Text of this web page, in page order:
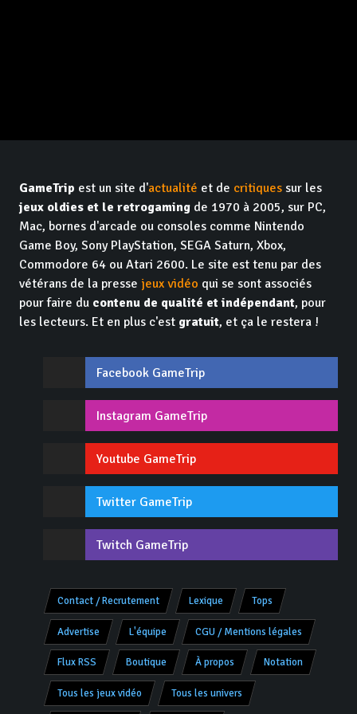
GameTrip est un site d'actualité et de critiques sur les
jeux oldies et le retrogaming de 1970 à 2005, sur PC,
Mac, bornes d'arcade ou consoles comme Nintendo
Game Boy, Sony PlayStation, SEGA Saturn, Xbox,
Commodore 64 ou Atari 2600. Le site est tenu par des
vétérans de la presse jeux vidéo qui se sont associés
pour faire du contenu de qualité et indépendant, pour
les lecteurs. Et en plus c'est gratuit, et ça le restera !
Facebook GameTrip
Instagram GameTrip
Youtube GameTrip
Twitter GameTrip
Twitch GameTrip
Contact / Recrutement Lexique Tops
Advertise L'équipe CGU / Mentions légales
Flux RSS Boutique À propos Notation
Tous les jeux vidéo Tous les univers